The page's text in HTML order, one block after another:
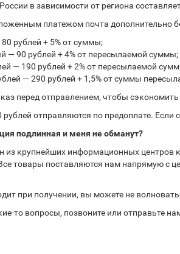
в зависимости от региона
платежом почта дополнительно
рублей + 5% от суммы;
— 90 рублей + 4% от пересылаемой суммы;
— 190 рублей + 2% от пересылаемой
— 290 рублей + 1,5% от суммы
перед отправлением, чтобы
отправляются по предоплате. Если
подлинная и меня не обманут?
из крупнейших информационных центров
товары поставляются нам напрямую с
при получении, вы можете не
то вопросы, позвоните или отправьте